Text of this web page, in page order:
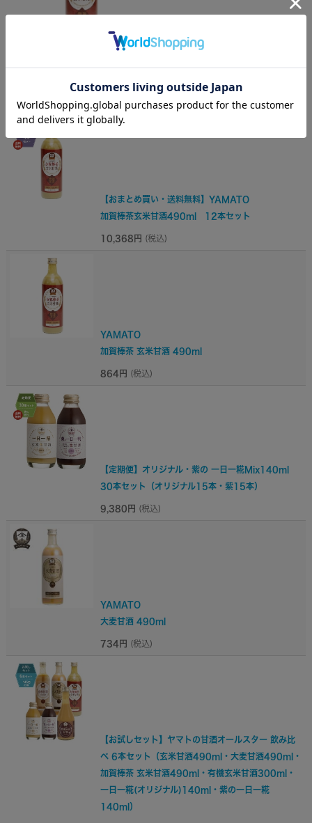
この商品を見た人は、
こちらの商品もチェックしています！
【おまとめ買い・送料無料】YAMATO
加賀棒茶玄米甘酒490ml 12本セット
10,368円 (税込)
YAMATO
加賀棒茶 玄米甘酒 490ml
864円 (税込)
【定期便】オリジナル・紫の 一日一糀Mix140ml
30本セット（オリジナル15本・紫15本）
9,380円 (税込)
YAMATO
大麦甘酒 490ml
734円 (税込)
【お試しセット】ヤマトの甘酒オールスター 飲み比
べ 6本セット（玄米甘酒490ml・大麦甘酒490ml・
加賀棒茶 玄米甘酒490ml・有機玄米甘酒300ml・
一日一糀(オリジナル)140ml・紫の一日一糀
140ml）